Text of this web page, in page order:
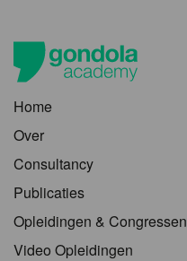
Home
Over
Consultancy
Publicaties
Opleidingen & Congressen
Video Opleidingen